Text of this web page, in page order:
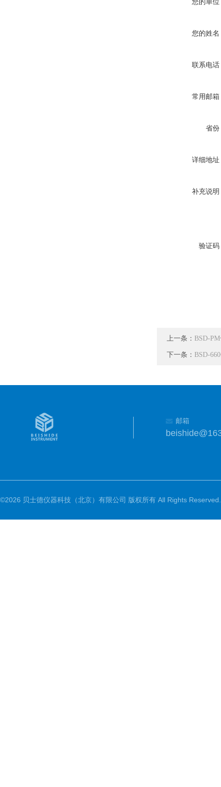
您的单位
您的姓名
联系电话
常用邮箱
省份
详细地址
补充说明
验证码
上一条： BSD-
下一条： BSD-
邮箱
©2026 贝士德仪器科技（北京）有限公司 版权所有 All Rights Reserved.